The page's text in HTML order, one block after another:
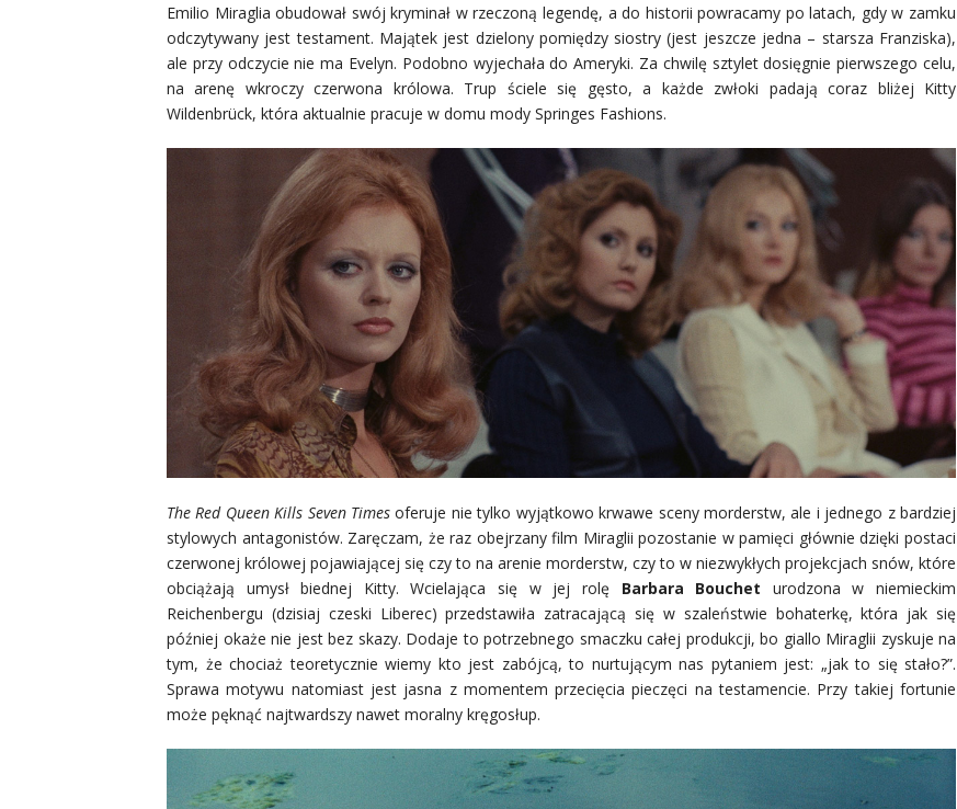
Emilio Miraglia obudował swój kryminał w rzeczoną legendę, a do historii powracamy po latach, gdy w zamku
odczytywany jest testament. Majątek jest dzielony pomiędzy siostry (jest jeszcze jedna – starsza Franziska),
ale przy odczycie nie ma Evelyn. Podobno wyjechała do Ameryki. Za chwilę sztylet dosięgnie pierwszego celu,
na arenę wkroczy czerwona królowa. Trup ściele się gęsto, a każde zwłoki padają coraz bliżej Kitty
Wildenbrück, która aktualnie pracuje w domu mody Springes Fashions.
The Red Queen Kills Seven Times oferuje nie tylko wyjątkowo krwawe sceny morderstw, ale i jednego z bardziej
stylowych antagonistów. Zaręczam, że raz obejrzany film Miraglii pozostanie w pamięci głównie dzięki postaci
czerwonej królowej pojawiającej się czy to na arenie morderstw, czy to w niezwykłych projekcjach snów, które
obciążają umysł biednej Kitty. Wcielająca się w jej rolę Barbara Bouchet urodzona w niemieckim
Reichenbergu (dzisiaj czeski Liberec) przedstawiła zatracającą się w szaleństwie bohaterkę, która jak się
później okaże nie jest bez skazy. Dodaje to potrzebnego smaczku całej produkcji, bo giallo Miraglii zyskuje na
tym, że chociaż teoretycznie wiemy kto jest zabójcą, to nurtującym nas pytaniem jest: „jak to się stało?”.
Sprawa motywu natomiast jest jasna z momentem przecięcia pieczęci na testamencie. Przy takiej fortunie
może pęknąć najtwardszy nawet moralny kręgosłup.